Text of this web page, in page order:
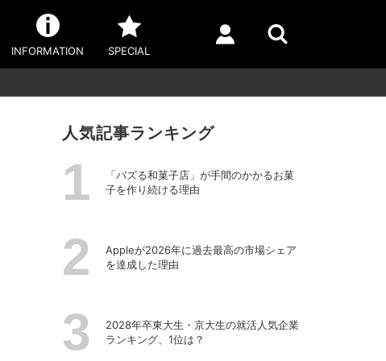
INFORMATION SPECIAL
人気記事ランキング
「バズる和菓子店」が手間のかかるお菓
子を作り続ける理由
Appleが2026年に過去最⾼の市場シェア
を達成した理由
2028年卒東大生・京大生の就活人気企業
ランキング、1位は？